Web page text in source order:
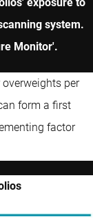
system.
Monitor'.
per
form a first
factor